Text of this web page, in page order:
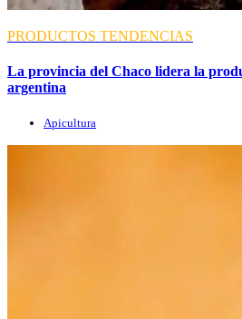
PRODUCTOS TENDENCIAS
La provincia del Chaco lidera la
argentina
Apicultura